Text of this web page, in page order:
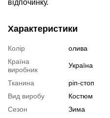
відпочинку.
Характеристики
Колір
олива
Країна
виробник
Україна
Тканина
ріп-стоп
Вид виробу
Костюм
Сезон
Зима